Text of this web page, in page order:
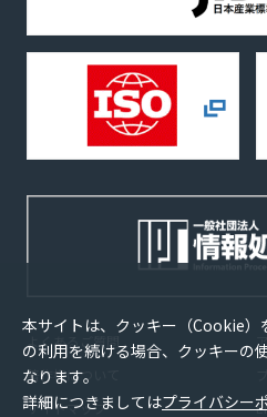
よくあるご質問
著作権について
サイトマップ
本サイトは、クッキー（Cookie）
の利用を続ける場合、クッキーの
なります。
詳細につきましてはプライバシー